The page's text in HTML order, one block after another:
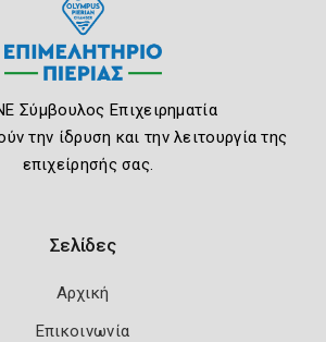
Σύμβουλος Επιχειρηματία
την ίδρυση και την λειτουργία της
επιχείρησής σας.
Σελίδες
Αρχική
Επικοινωνία